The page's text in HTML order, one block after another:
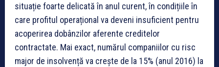
situație foarte delicată în anul curent, în condițiile în
care profitul operațional va deveni insuficient pentru
acoperirea dobânzilor aferente creditelor
contractate. Mai exact, numărul companiilor cu risc
major de insolvență va crește de la 15% (anul 2016) la